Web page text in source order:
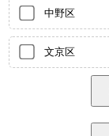
中野区
文京区